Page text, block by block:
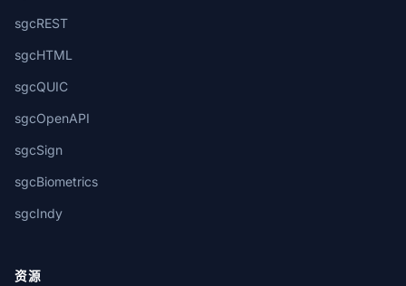
sgcREST
sgcHTML
sgcQUIC
sgcOpenAPI
sgcSign
sgcBiometrics
sgcIndy
资源